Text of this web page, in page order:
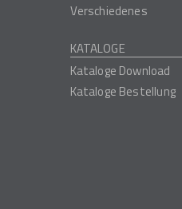
Verschiedenes
KATALOGE
Kataloge Download
Kataloge Bestellung